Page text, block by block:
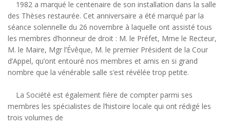
1982 a marqué le centenaire de son installation dans la salle
des Thèses restaurée. Cet anniversaire a été marqué par la
séance solennelle du 26 novembre à laquelle ont assisté tous
les membres d’honneur de droit : M. le Préfet, Mme le Recteur,
M. le Maire, Mgr l’Évêque, M. le premier Président de la Cour
d’Appel, qu’ont entouré nos membres et amis en si grand
nombre que la vénérable salle s’est révélée trop petite.
La Société est également fière de compter parmi ses
membres les spécialistes de l’histoire locale qui ont rédigé les
trois volumes de